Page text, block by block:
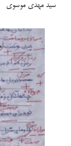
سید مهدی موسوی